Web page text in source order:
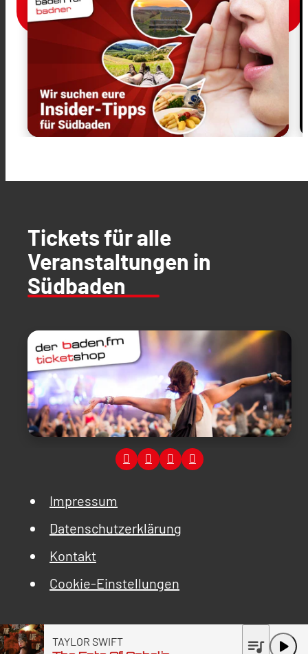
Tickets für alle
Veranstaltungen in
Südbaden
Impressum
Datenschutzerklärung
Kontakt
Cookie-Einstellungen
TAYLOR SWIFT play_arrow
queue_music